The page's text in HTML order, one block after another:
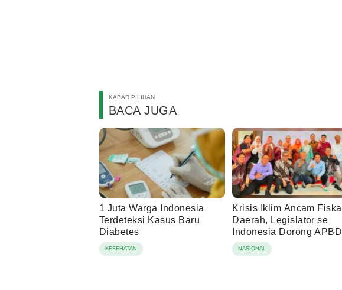
KABAR PILIHAN
BACA JUGA
1 Juta Warga Indonesia
Terdeteksi Kasus Baru
Diabetes
KESEHATAN
Krisis Iklim Ancam Fiskal
Daerah, Legislator se
Indonesia Dorong APBD
Berbasis Ketahanan
Lingkungan
NASIONAL